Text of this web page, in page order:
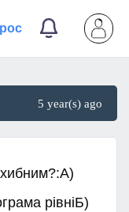
5 year(s) ago
рівніБ)